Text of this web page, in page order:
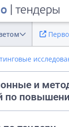
| тендеры
и
по